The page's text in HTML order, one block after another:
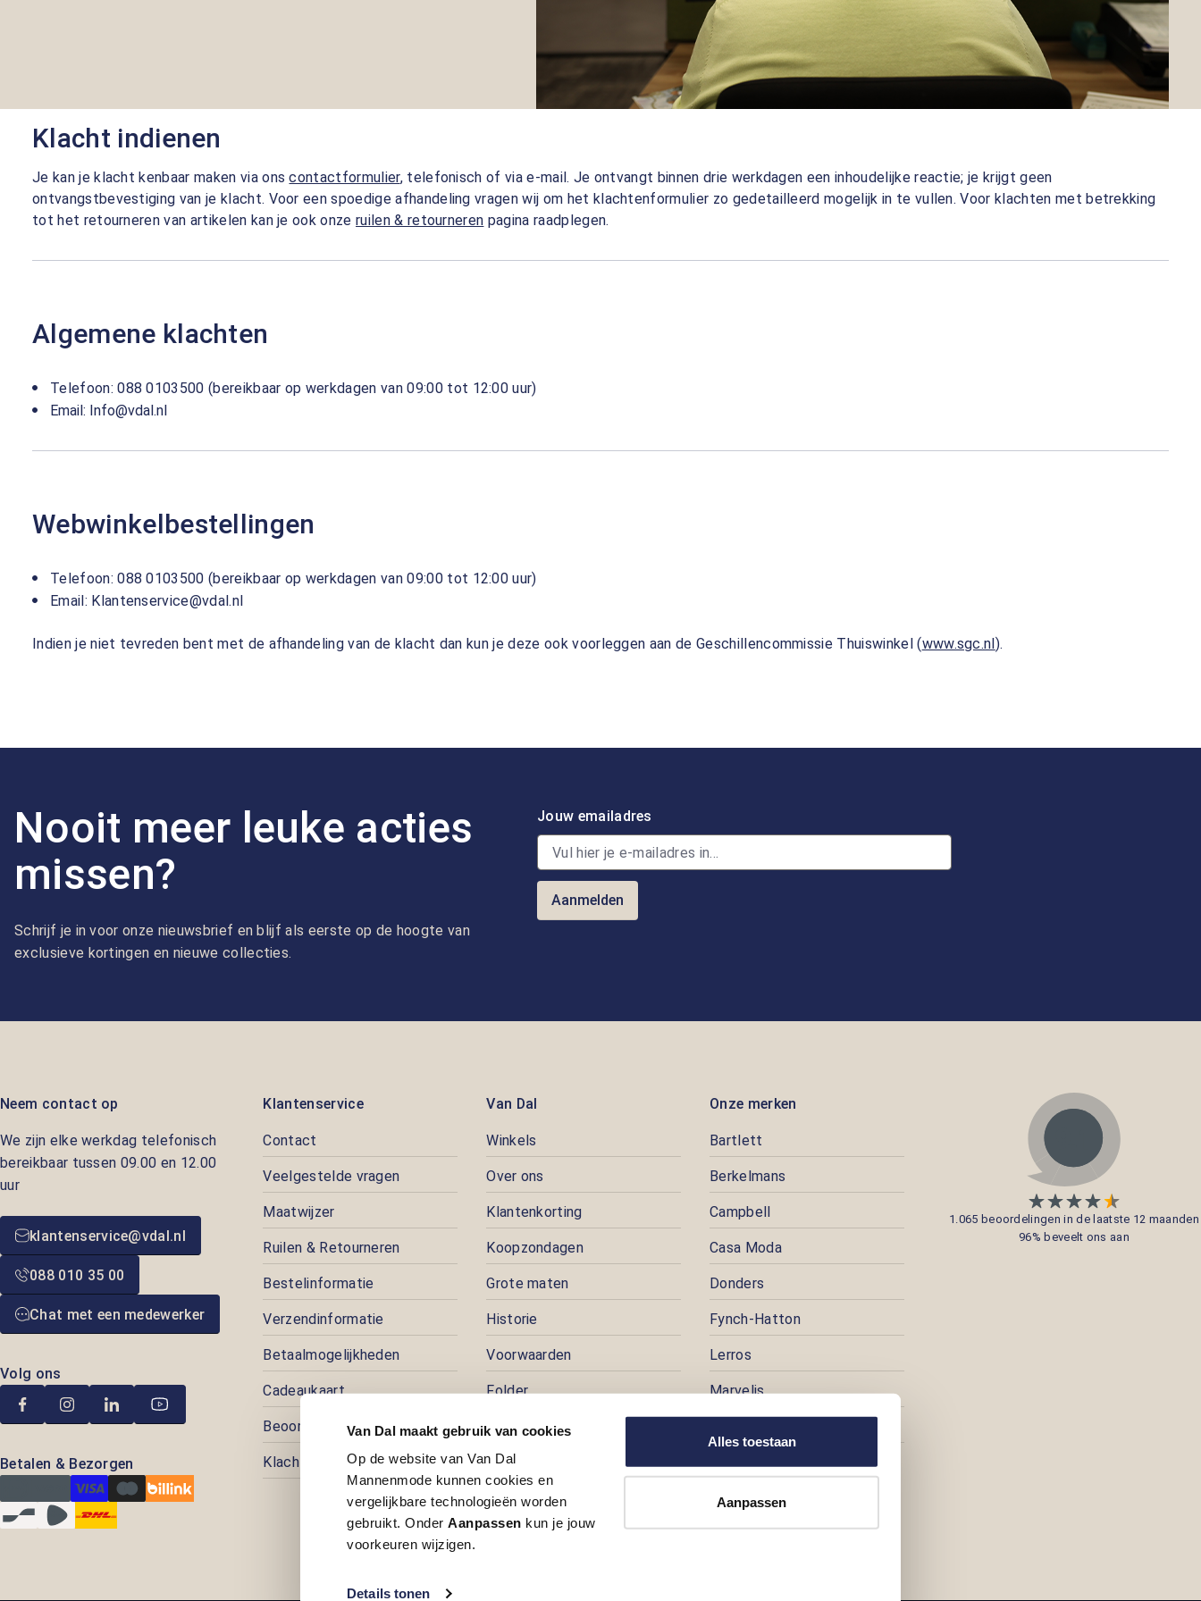
Van Dal maakt gebruik van cookies
Op de website van Van Dal
Mannenmode kunnen cookies en
vergelijkbare technologieën worden
gebruikt. OnderAanpassen kun je jouw
voorkeuren wijzigen.
Details tonen
Alles toestaan
Aanpassen
Klacht indienen
Je kan je klacht kenbaar maken via onscontactformulier, telefonisch of via e-mail. Je ontvangt binnen drie werkdagen een inhoudelijke reactie; je krijgt geen
ontvangstbevestiging van je klacht. Voor een spoedige afhandeling vragen wij om het klachtenformulier zo gedetailleerd mogelijk in te vullen. Voor klachten met betrekking
tot het retourneren van artikelen kan je ook onzeruilen & retourneren pagina raadplegen.
Algemene klachten
Telefoon: 088 0103500 (bereikbaar op werkdagen van 09:00 tot 12:00 uur)
Email: Info@vdal.nl
Webwinkelbestellingen
Telefoon: 088 0103500 (bereikbaar op werkdagen van 09:00 tot 12:00 uur)
Email: Klantenservice@vdal.nl
Indien je niet tevreden bent met de afhandeling van de klacht dan kun je deze ook voorleggen aan de Geschillencommissie Thuiswinkel (www.sgc.nl).
Nooit meer leuke acties
missen?
Schrijf je in voor onze nieuwsbrief en blijf als eerste op de hoogte van
exclusieve kortingen en nieuwe collecties.
Jouw emailadres
Aanmelden
Neem contact op
We zijn elke werkdag telefonisch
bereikbaar tussen 09.00 en 12.00
uur
klantenservice@vdal.nl
088 010 35 00
Chat met een medewerker
Volg ons
Betalen & Bezorgen
Klantenservice
Contact
Veelgestelde vragen
Maatwijzer
Ruilen & Retourneren
Bestelinformatie
Verzendinformatie
Betaalmogelijkheden
Cadeaukaart
Beoordelingen
Klachtenafhandeling
Van Dal
Winkels
Over ons
Klantenkorting
Koopzondagen
Grote maten
Historie
Voorwaarden
Folder
Pers
Prijspuzzel
Vacatures
Onze merken
Bartlett
Berkelmans
Campbell
Casa Moda
Donders
Fynch-Hatton
Lerros
Marvelis
1.065 beoordelingen in de laatste 12 maanden
96% beveelt ons aan